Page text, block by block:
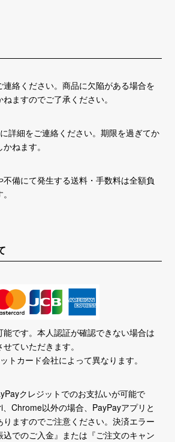
絡ください。商品に欠陥がある場合を
ますのでご了承ください。
詳細をご連絡ください。期限を過ぎてか
ねます。
備にて発生する送料・手数料は全額負
です。本人認証が確認できない場合は
ていただきます。
トカード会社によって異なります。
クレジットでのお支払いが可能で
Chrome以外の場合、PayPayアプリと
ますのでご注意ください。決済エラー
でのご入金』または『ご注文のキャン